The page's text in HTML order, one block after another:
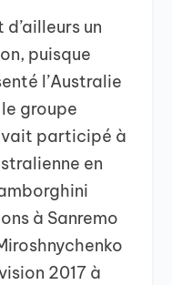
d’ailleurs un
puisque
l’Australie
groupe
participé à
en
à Sanremo
2017 à